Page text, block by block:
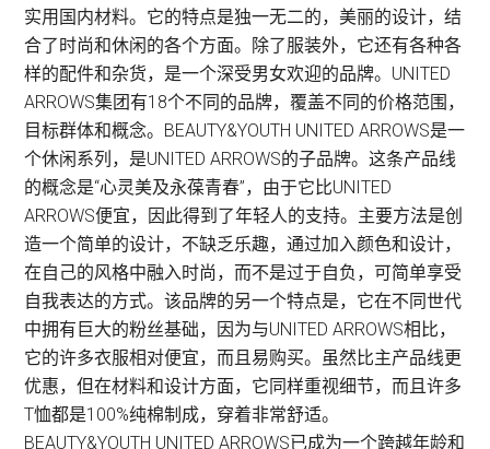
实用国内材料。它的特点是独一无二的，美丽的设计，结
合了时尚和休闲的各个方面。除了服装外，它还有各种各
样的配件和杂货，是一个深受男女欢迎的品牌。UNITED
ARROWS集团有18个不同的品牌，覆盖不同的价格范围，
目标群体和概念。BEAUTY&YOUTH UNITED ARROWS是一
个休闲系列，是UNITED ARROWS的子品牌。这条产品线
的概念是“心灵美及永葆青春”，由于它比UNITED
ARROWS便宜，因此得到了年轻人的支持。主要方法是创
造一个简单的设计，不缺乏乐趣，通过加入颜色和设计，
在自己的风格中融入时尚，而不是过于自负，可简单享受
自我表达的方式。该品牌的另一个特点是，它在不同世代
中拥有巨大的粉丝基础，因为与UNITED ARROWS相比，
它的许多衣服相对便宜，而且易购买。虽然比主产品线更
优惠，但在材料和设计方面，它同样重视细节，而且许多
T恤都是100%纯棉制成，穿着非常舒适。
BEAUTY&YOUTH UNITED ARROWS已成为一个跨越年龄和